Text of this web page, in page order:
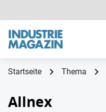
Startseite Thema
Allnex